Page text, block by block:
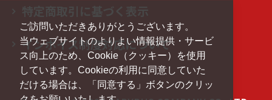
ご訪問いただきありがとうございます。
当ウェブサイトのよりよい情報提供・サービ
ス向上のため、Cookie（クッキー）を使用
しています。Cookieの利用に同意していた
だける場合は、「同意する」ボタンのクリッ
インボイス制度対応について